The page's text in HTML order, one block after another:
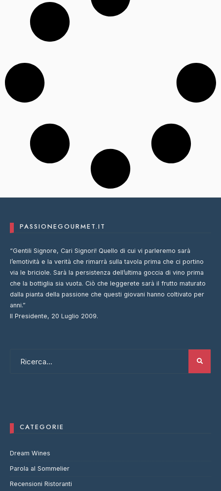
PASSIONEGOURMET.IT
“Gentili Signore, Cari Signori! Quello di cui vi parleremo sarà
l’emotività e la verità che rimarrà sulla tavola prima che ci portino
via le briciole. Sarà la persistenza dell’ultima goccia di vino prima
che la bottiglia sia vuota. Ciò che leggerete sarà il frutto maturato
dalla pianta della passione che questi giovani hanno coltivato per
anni.”
Il Presidente, 20 Luglio 2009.
CATEGORIE
Dream Wines
Parola al Sommelier
Recensioni Ristoranti